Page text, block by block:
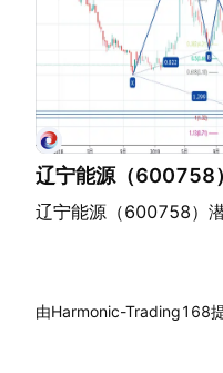
辽宁能源（600758
辽宁能源（600758）
由Harmonic-Trading168